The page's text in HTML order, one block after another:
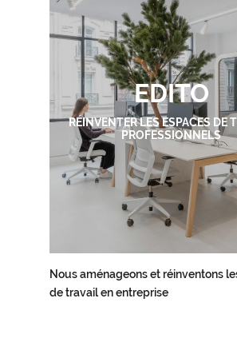
EDITO
RÉINVENTER LES ESPACES DE
PROFESSIONNELS
Nous aménageons et réinventons
de travail en entreprise